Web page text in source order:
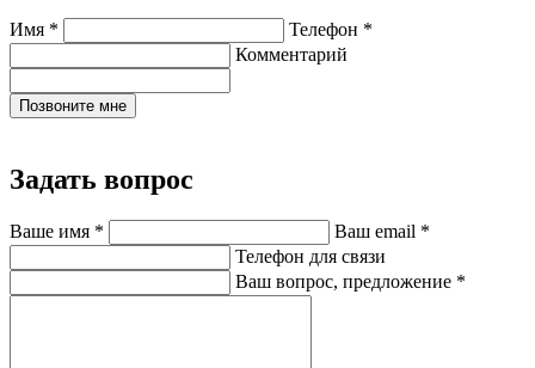
Имя * Телефон *
Комментарий
Позвоните мне
Задать вопрос
Ваше имя * Ваш email *
Телефон для связи
Ваш вопрос, предложение *